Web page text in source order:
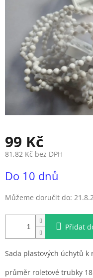
99 Kč
81,82 Kč bez DPH
cena:
Do 10 dnů
Můžeme doručit do:
Přidat
Sada plastových úchytů k
průměr roletové trubky